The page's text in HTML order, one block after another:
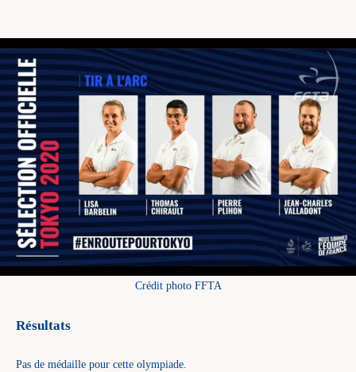
Crédit photo FFTA
Résultats
Pas de médaille pour cette olympiade.